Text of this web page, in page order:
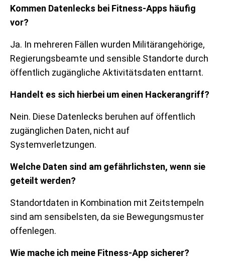
Kommen Datenlecks bei Fitness-Apps häufig
vor?
Ja. In mehreren Fällen wurden Militärangehörige,
Regierungsbeamte und sensible Standorte durch
öffentlich zugängliche Aktivitätsdaten enttarnt.
Handelt es sich hierbei um einen Hackerangriff?
Nein. Diese Datenlecks beruhen auf öffentlich
zugänglichen Daten, nicht auf
Systemverletzungen.
Welche Daten sind am gefährlichsten, wenn sie
geteilt werden?
Standortdaten in Kombination mit Zeitstempeln
sind am sensibelsten, da sie Bewegungsmuster
offenlegen.
Wie mache ich meine Fitness-App sicherer?